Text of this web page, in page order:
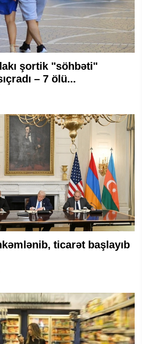
şortik "söhbəti"
– 7 ölü...
ticarət başlayıb